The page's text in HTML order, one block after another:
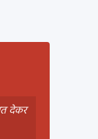
देकर